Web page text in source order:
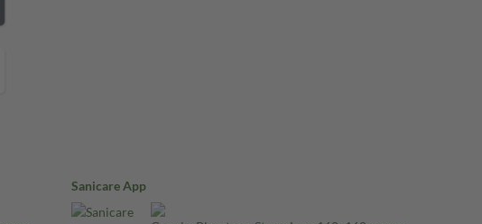
Sanicare App